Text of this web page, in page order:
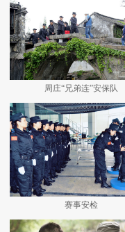
周庄“兄弟连”安保队
赛事安检